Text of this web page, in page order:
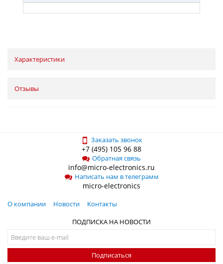
Характеристики
Отзывы
Заказать звонок
+7 (495) 105 96 88
Обратная связь
info@micro-electronics.ru
Написать нам в телеграмм
micro-electronics
О компании Новости
Контакты
ПОДПИСКА НА НОВОСТИ
Подписаться